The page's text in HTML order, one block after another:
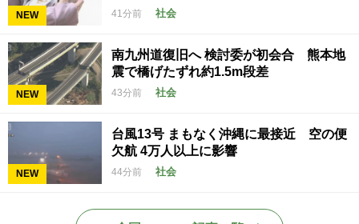
NEW 41分前 社会
NEW
南九州道復旧へ 検討委が初会合 熊本地
震で橋げたずれ約1.5m段差
43分前 社会
NEW
台風13号 まもなく沖縄に最接近 空の便
欠航 4万人以上に影響
44分前 社会